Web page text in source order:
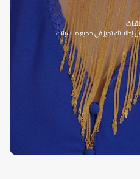
تميز في جميع مناسباتك